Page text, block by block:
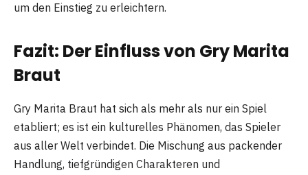
um den Einstieg zu erleichtern.
Fazit: Der Einfluss von Gry Marita
Braut
Gry Marita Braut hat sich als mehr als nur ein Spiel
etabliert; es ist ein kulturelles Phänomen, das Spieler
aus aller Welt verbindet. Die Mischung aus packender
Handlung, tiefgründigen Charakteren und